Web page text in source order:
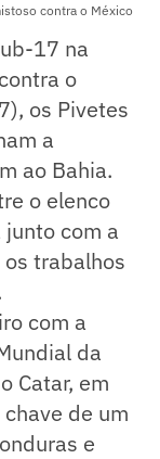
contra o México
17 na
o
os Pivetes
a
ao Bahia.
o elenco
com a
trabalhos
com a
da
Catar, em
de um
e